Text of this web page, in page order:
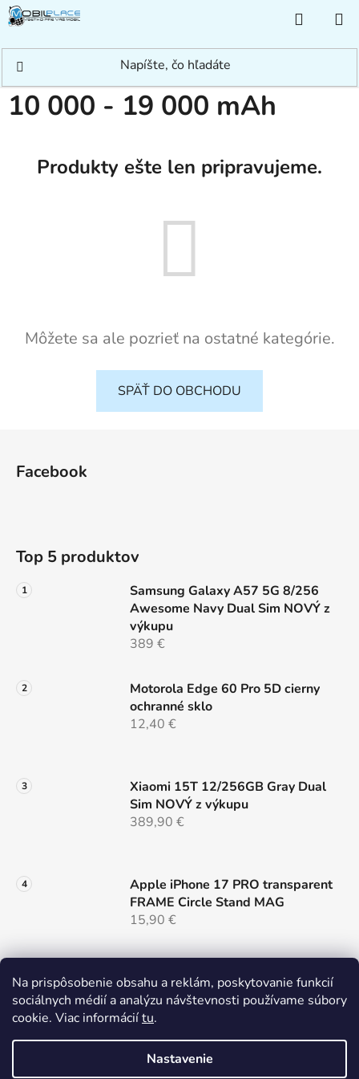
Na prispôsobenie obsahu a reklám, poskytovanie funkcií
sociálnych médií a analýzu návštevnosti používame súbory
cookie. Viac informáciítu.
Nastavenie
Prejsť
na
KOŠÍK
Powerbanky 10 000 - 19 000 mAh
10 000 - 19 000 mAh
Produkty ešte len pripravujeme.
Môžete sa ale pozrieť na ostatné kategórie.
SPÄŤ DO OBCHODU
Facebook
Top 5 produktov
Samsung Galaxy A57 5G 8/256
Awesome Navy Dual Sim NOVÝ z
výkupu
389 €
Motorola Edge 60 Pro 5D cierny
ochranné sklo
12,40 €
Xiaomi 15T 12/256GB Gray Dual
Sim NOVÝ z výkupu
389,90 €
Apple iPhone 17 PRO transparent
FRAME Circle Stand MAG
15,90 €
Samsung S26 cierny MAG COVER
LENS
14,90 €